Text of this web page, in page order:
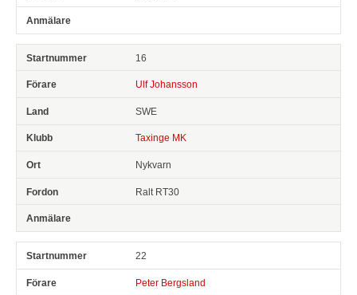
16
Ulf Johansson
SWE
Taxinge MK
Nykvarn
Ralt RT30
22
Peter Bergsland